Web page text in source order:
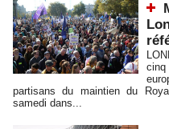
cinq
partisans du maintien du
samedi dans...